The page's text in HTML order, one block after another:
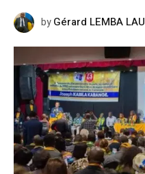
byGérard LEMBA LAU